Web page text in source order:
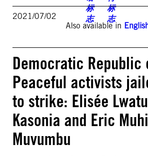
2021/07/02
Also available in
Democratic Republic
Peaceful activists
to strike: Elisée
Kasonia and Eric
Muvumbu